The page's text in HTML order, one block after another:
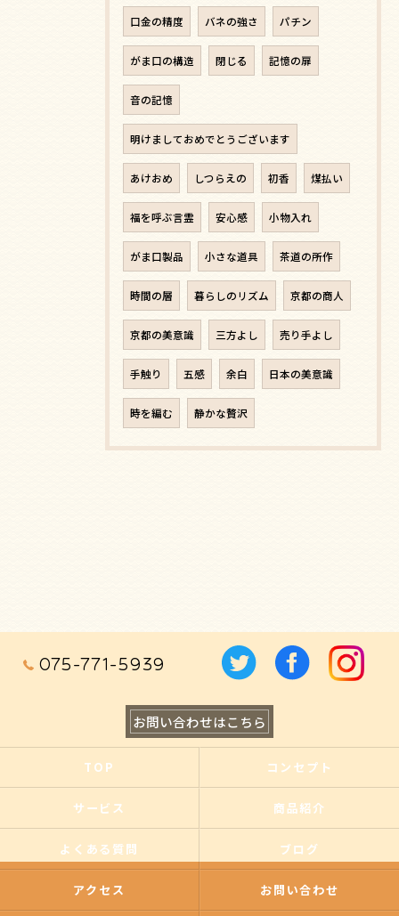
口金の精度 バネの強さ パチン
がま口の構造 閉じる 記憶の扉
音の記憶
明けましておめでとうございます
あけおめ しつらえの 初香 煤払い
福を呼ぶ言霊 安心感 小物入れ
がま口製品 小さな道具 茶道の所作
時間の層 暮らしのリズム 京都の商人
京都の美意識 三方よし 売り手よし
手触り 五感 余白 日本の美意識
時を編む 静かな贅沢
075-771-5939
お問い合わせはこちら
TOP コンセプト
サービス 商品紹介
よくある質問 ブログ
アクセス お問い合わせ